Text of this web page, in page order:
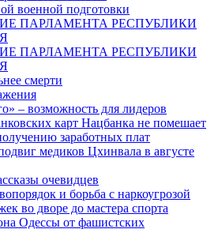
военной подготовки
ПАРЛАМЕНТА РЕСПУБЛИКИ
ПАРЛАМЕНТА РЕСПУБЛИКИ
смерти
– возможность для лидеров
карт Нацбанка не помешает
заработных плат
медиков Цхинвала в августе
очевидцев
и борьба с наркоугрозой
во дворе до мастера спорта
Одессы от фашистских